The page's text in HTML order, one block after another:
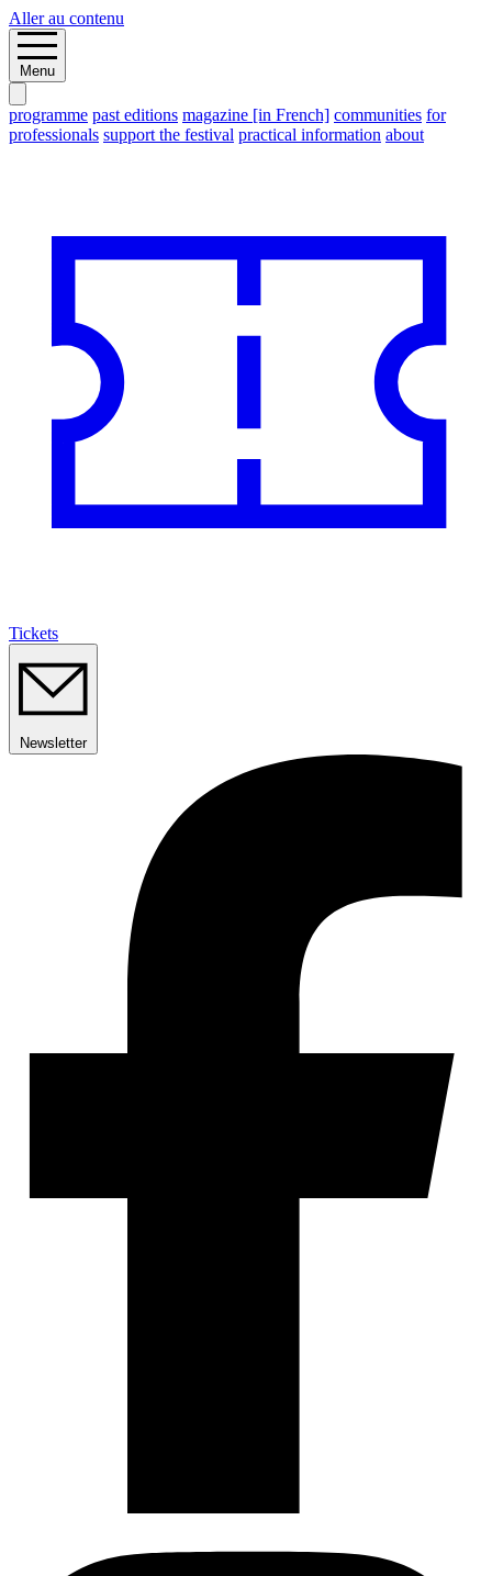
Aller au contenu
Menu
programme past editions magazine [in French] communities for
professionals support the festival practical information about
Tickets
Newsletter